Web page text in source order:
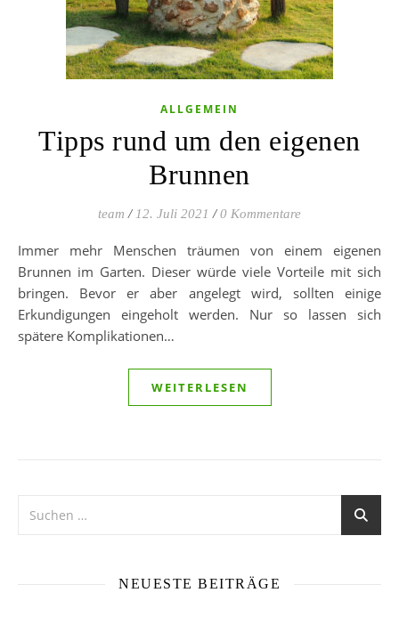
ALLGEMEIN
Tipps rund um den eigenen
Brunnen
team / 12. Juli 2021 / 0 Kommentare
Immer mehr Menschen träumen von einem eigenen
Brunnen im Garten. Dieser würde viele Vorteile mit sich
bringen. Bevor er aber angelegt wird, sollten einige
Erkundigungen eingeholt werden. Nur so lassen sich
spätere Komplikationen…
WEITERLESEN
NEUESTE BEITRÄGE